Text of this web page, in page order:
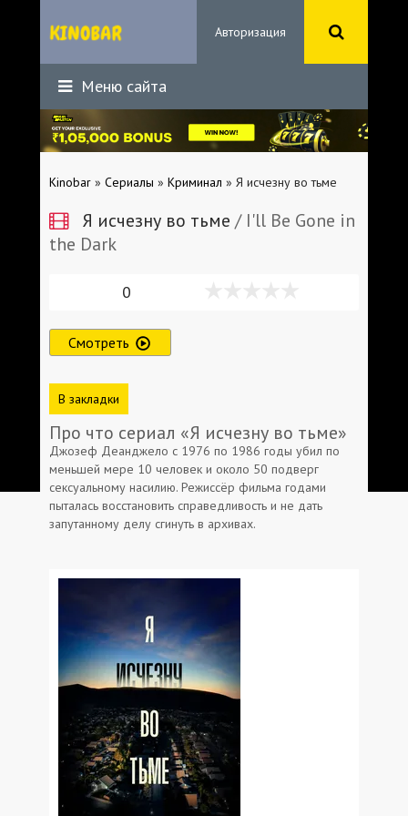
Авторизация
Меню сайта
Kinobar » Сериалы » Криминал » Я исчезну во тьме
Я исчезну во тьме / I'll Be Gone in
the Dark
0
Смотреть
В закладки
Про что сериал «Я исчезну во тьме»
Джозеф Деанджело с 1976 по 1986 годы убил по
меньшей мере 10 человек и около 50 подверг
сексуальному насилию. Режиссёр фильма годами
пыталась восстановить справедливость и не дать
запутанному делу сгинуть в архивах.